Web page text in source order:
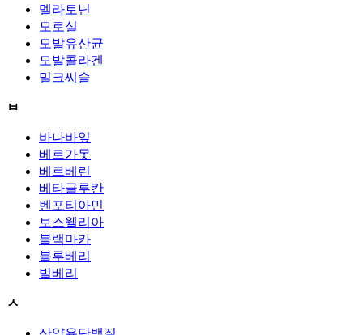
멜라토닌
모로실
모발유산균
모발콜라겐
밀크씨슬
ㅂ
바나바잎
베르가못
베르베린
베타글루칸
벤포티아민
보스웰리아
블랙마카
블루베리
빌베리
ㅅ